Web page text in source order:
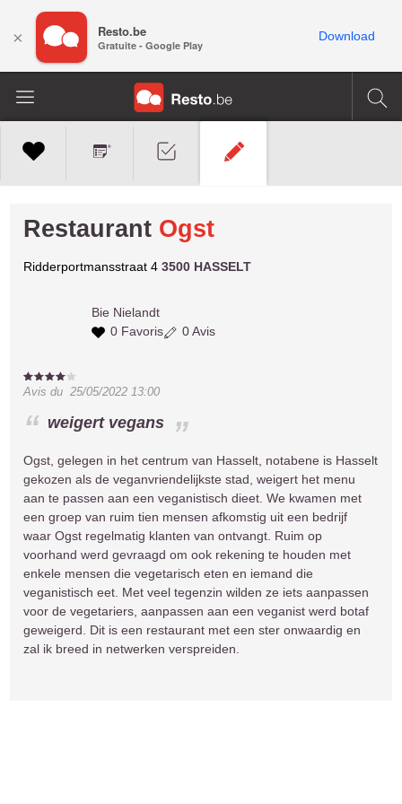
Restaurant Ogst
Ridderportmansstraat 4 3500 HASSELT
Bie Nielandt
0 Favoris
0 Avis
Avis du25/05/2022 13:00
weigert vegans
Ogst, gelegen in het centrum van Hasselt, notabene is Hasselt
gekozen als de veganvriendelijkste stad, weigert het menu
aan te passen aan een veganistisch dieet. We kwamen met
een groep van ruim tien mensen afkomstig uit een bedrijf
waar Ogst regelmatig klanten van ontvangt. Ruim op
voorhand werd gevraagd om ook rekening te houden met
enkele mensen die vegetarisch eten en iemand die
veganistisch eet. Met veel tegenzin wilden ze iets aanpassen
voor de vegetariers, aanpassen aan een veganist werd botaf
geweigerd. Dit is een restaurant met een ster onwaardig en
zal ik breed in netwerken verspreiden.
× Resto.be
Gratuite - Google Play
Download